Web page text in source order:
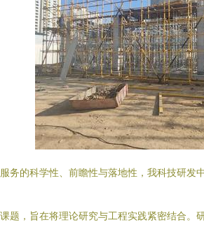
务的科学性、前瞻性与落地性，我科技研
题，旨在将理论研究与工程实践紧密结合